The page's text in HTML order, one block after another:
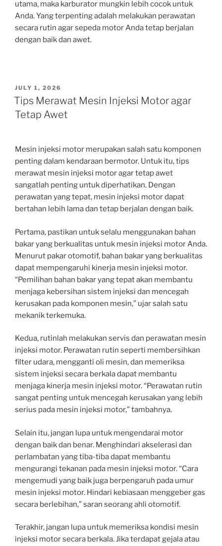
utama, maka karburator mungkin lebih cocok untuk
Anda. Yang terpenting adalah melakukan perawatan
secara rutin agar sepeda motor Anda tetap berjalan
dengan baik dan awet.
POSTED
ON
JULY 1, 2026
Tips Merawat Mesin Injeksi Motor agar
Tetap Awet
Mesin injeksi motor merupakan salah satu komponen
penting dalam kendaraan bermotor. Untuk itu, tips
merawat mesin injeksi motor agar tetap awet
sangatlah penting untuk diperhatikan. Dengan
perawatan yang tepat, mesin injeksi motor dapat
bertahan lebih lama dan tetap berjalan dengan baik.
Pertama, pastikan untuk selalu menggunakan bahan
bakar yang berkualitas untuk mesin injeksi motor Anda.
Menurut pakar otomotif, bahan bakar yang berkualitas
dapat mempengaruhi kinerja mesin injeksi motor.
“Pemilihan bahan bakar yang tepat akan membantu
menjaga kebersihan sistem injeksi dan mencegah
kerusakan pada komponen mesin,” ujar salah satu
mekanik terkemuka.
Kedua, rutinlah melakukan servis dan perawatan mesin
injeksi motor. Perawatan rutin seperti membersihkan
filter udara, mengganti oli mesin, dan memeriksa
sistem injeksi secara berkala dapat membantu
menjaga kinerja mesin injeksi motor. “Perawatan rutin
sangat penting untuk mencegah kerusakan yang lebih
serius pada mesin injeksi motor,” tambahnya.
Selain itu, jangan lupa untuk mengendarai motor
dengan baik dan benar. Menghindari akselerasi dan
perlambatan yang tiba-tiba dapat membantu
mengurangi tekanan pada mesin injeksi motor. “Cara
mengemudi yang baik juga berpengaruh pada umur
mesin injeksi motor. Hindari kebiasaan menggeber gas
secara berlebihan,” saran seorang ahli otomotif.
Terakhir, jangan lupa untuk memeriksa kondisi mesin
injeksi motor secara berkala. Jika terdapat gejala atau